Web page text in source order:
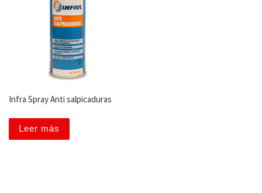
Infra Spray Anti salpicaduras
Leer más